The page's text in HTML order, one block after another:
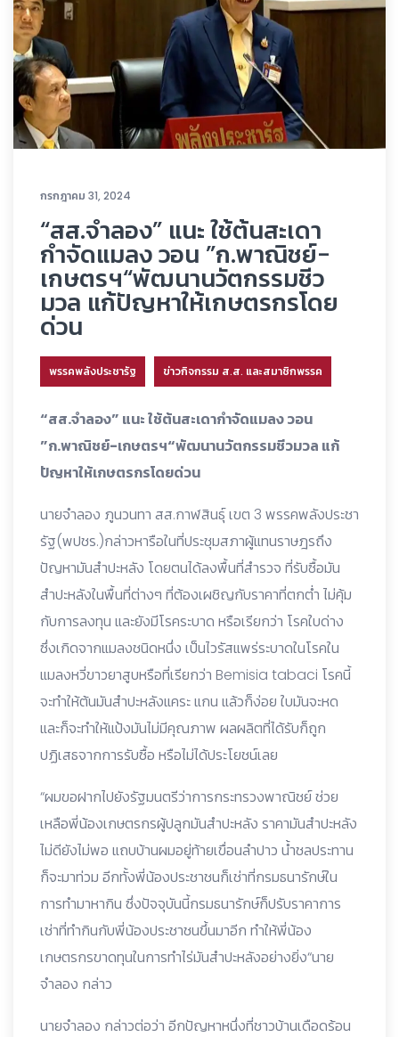
กรกฎาคม 31, 2024
“สส.จำลอง” แนะ ใช้ต้นสะเดา
กำจัดแมลง วอน ”ก.พาณิชย์-
เกษตรฯ“พัฒนานวัตกรรมชีว
มวล แก้ปัญหาให้เกษตรกรโดย
ด่วน
พรรคพลังประชารัฐ ข่าวกิจกรรม ส.ส. และสมาชิกพรรค
“สส.จำลอง” แนะ ใช้ต้นสะเดากำจัดแมลง วอน
”ก.พาณิชย์-เกษตรฯ“พัฒนานวัตกรรมชีวมวล แก้
ปัญหาให้เกษตรกรโดยด่วน
นายจำลอง ภูนวนทา สส.กาฬสินธุ์ เขต 3 พรรคพลังประชา
รัฐ(พปชร.)กล่าวหารือในที่ประชุมสภาผู้แทนราษฎรถึง
ปัญหามันสำปะหลัง โดยตนได้ลงพื้นที่สำรวจ ที่รับซื้อมัน
สำปะหลังในพื้นที่ต่างๆ ที่ต้องเผชิญกับราคาที่ตกต่ำ ไม่คุ้ม
กับการลงทุน และยังมีโรคระบาด หรือเรียกว่า โรคใบด่าง
ซึ่งเกิดจากแมลงชนิดหนึ่ง เป็นไวรัสแพร่ระบาดในโรคใน
แมลงหวี่ขาวยาสูบหรือที่เรียกว่า Bemisia tabaci โรคนี้
จะทำให้ต้นมันสำปะหลังแคระ แกน แล้วก็ง่อย ใบมันจะหด
และก็จะทำให้แป้งมันไม่มีคุณภาพ ผลผลิตที่ได้รับก็ถูก
ปฏิเสธจากการรับซื้อ หรือไม่ได้ประโยชน์เลย
“ผมขอฝากไปยังรัฐมนตรีว่าการกระทรวงพาณิชย์ ช่วย
เหลือพี่น้องเกษตรกรผู้ปลูกมันสำปะหลัง ราคามันสำปะหลัง
ไม่ดียังไม่พอ แถบบ้านผมอยู่ท้ายเขื่อนลำปาว น้ำชลประทาน
ก็จะมาท่วม อีกทั้งพี่น้องประชาชนก็เช่าที่กรมธนารักษ์ใน
การทำมาหากิน ซึ่งปัจจุบันนี้กรมธนารักษ์ก็ปรับราคาการ
เช่าที่ทำกินกับพี่น้องประชาชนขึ้นมาอีก ทำให้พี่น้อง
เกษตรกรขาดทุนในการทำไร่มันสำปะหลังอย่างยิ่ง“นาย
จำลอง กล่าว
นายจำลอง กล่าวต่อว่า อีกปัญหาหนึ่งที่ชาวบ้านเดือดร้อน